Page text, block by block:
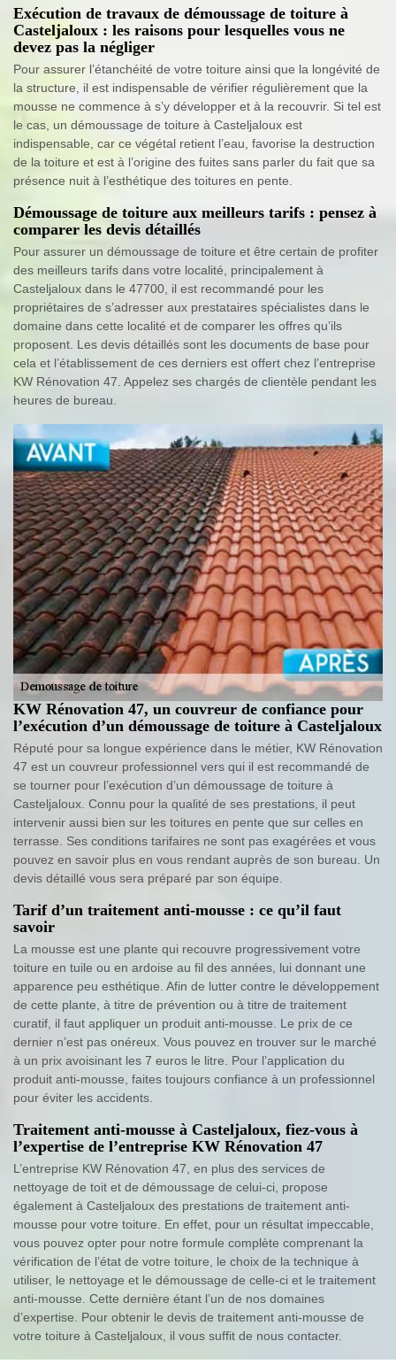
Exécution de travaux de démoussage de toiture à
Casteljaloux : les raisons pour lesquelles vous ne
devez pas la négliger
Pour assurer l’étanchéité de votre toiture ainsi que la longévité de
la structure, il est indispensable de vérifier régulièrement que la
mousse ne commence à s’y développer et à la recouvrir. Si tel est
le cas, un démoussage de toiture à Casteljaloux est
indispensable, car ce végétal retient l’eau, favorise la destruction
de la toiture et est à l’origine des fuites sans parler du fait que sa
présence nuit à l’esthétique des toitures en pente.
Démoussage de toiture aux meilleurs tarifs : pensez à
comparer les devis détaillés
Pour assurer un démoussage de toiture et être certain de profiter
des meilleurs tarifs dans votre localité, principalement à
Casteljaloux dans le 47700, il est recommandé pour les
propriétaires de s’adresser aux prestataires spécialistes dans le
domaine dans cette localité et de comparer les offres qu’ils
proposent. Les devis détaillés sont les documents de base pour
cela et l’établissement de ces derniers est offert chez l’entreprise
KW Rénovation 47. Appelez ses chargés de clientèle pendant les
heures de bureau.
KW Rénovation 47, un couvreur de confiance pour
l’exécution d’un démoussage de toiture à Casteljaloux
Réputé pour sa longue expérience dans le métier, KW Rénovation
47 est un couvreur professionnel vers qui il est recommandé de
se tourner pour l’exécution d’un démoussage de toiture à
Casteljaloux. Connu pour la qualité de ses prestations, il peut
intervenir aussi bien sur les toitures en pente que sur celles en
terrasse. Ses conditions tarifaires ne sont pas exagérées et vous
pouvez en savoir plus en vous rendant auprès de son bureau. Un
devis détaillé vous sera préparé par son équipe.
Tarif d’un traitement anti-mousse : ce qu’il faut
savoir
La mousse est une plante qui recouvre progressivement votre
toiture en tuile ou en ardoise au fil des années, lui donnant une
apparence peu esthétique. Afin de lutter contre le développement
de cette plante, à titre de prévention ou à titre de traitement
curatif, il faut appliquer un produit anti-mousse. Le prix de ce
dernier n’est pas onéreux. Vous pouvez en trouver sur le marché
à un prix avoisinant les 7 euros le litre. Pour l’application du
produit anti-mousse, faites toujours confiance à un professionnel
pour éviter les accidents.
Traitement anti-mousse à Casteljaloux, fiez-vous à
l’expertise de l’entreprise KW Rénovation 47
L’entreprise KW Rénovation 47, en plus des services de
nettoyage de toit et de démoussage de celui-ci, propose
également à Casteljaloux des prestations de traitement anti-
mousse pour votre toiture. En effet, pour un résultat impeccable,
vous pouvez opter pour notre formule complète comprenant la
vérification de l’état de votre toiture, le choix de la technique à
utiliser, le nettoyage et le démoussage de celle-ci et le traitement
anti-mousse. Cette dernière étant l’un de nos domaines
d’expertise. Pour obtenir le devis de traitement anti-mousse de
votre toiture à Casteljaloux, il vous suffit de nous contacter.